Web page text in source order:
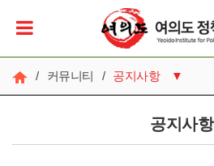
/ 커뮤니티 / 공지사항 ▼
갤러리
공지사항